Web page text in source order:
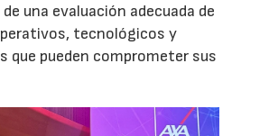
una evaluación adecuada de
tecnológicos y
que pueden comprometer sus